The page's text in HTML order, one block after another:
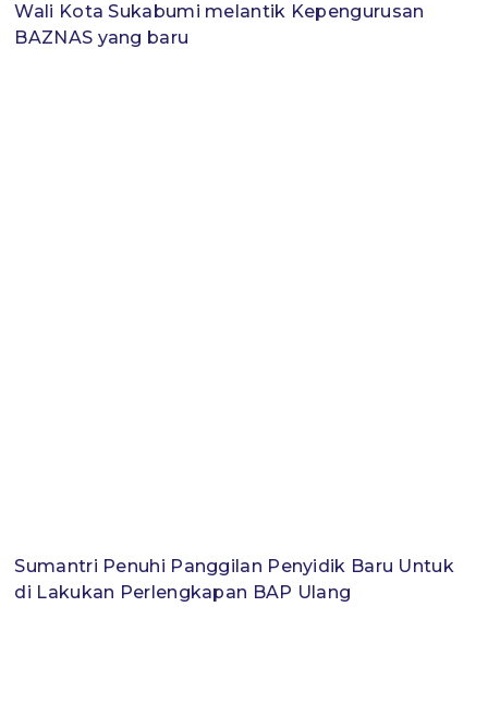
Wali Kota Sukabumi melantik Kepengurusan
BAZNAS yang baru
Sumantri Penuhi Panggilan Penyidik Baru Untuk
di Lakukan Perlengkapan BAP Ulang